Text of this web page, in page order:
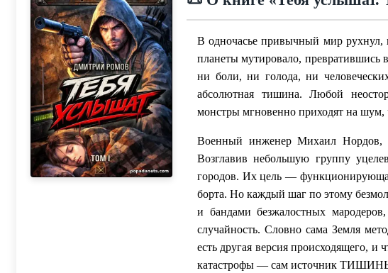
В одночасье привычный мир рухнул,
планеты мутировало,
ни боли, ни голода, ни
абсолютная тишина. Любой
монстры мгновенно приходят на шум,
Военный инженер Михаил Нордов,
Возглавив небольшую группу
городов. Их цель —
борта. Но каждый шаг по этому
и бандами безжалостных
случайность. Словно сама Земля
есть другая версия происходящего, и
катастрофы — сам источник